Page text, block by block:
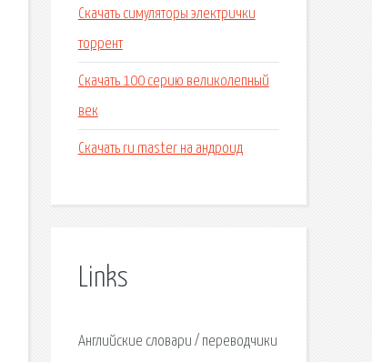
Скачать симуляторы электрички
торрент
Скачать 100 серию великолепный
век
Скачать ru master на андроид
Links
Английские словари / переводчики